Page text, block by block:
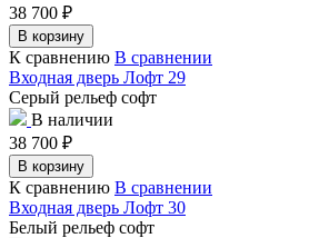
38 700 ₽
В корзину
К сравнению В сравнении
Входная дверь Лофт 29
Серый рельеф софт
В наличии
38 700 ₽
В корзину
К сравнению В сравнении
Входная дверь Лофт 30
Белый рельеф софт